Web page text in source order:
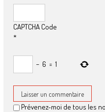
CAPTCHA Code
*
− 6 = 1
Prévenez-moi de tous les